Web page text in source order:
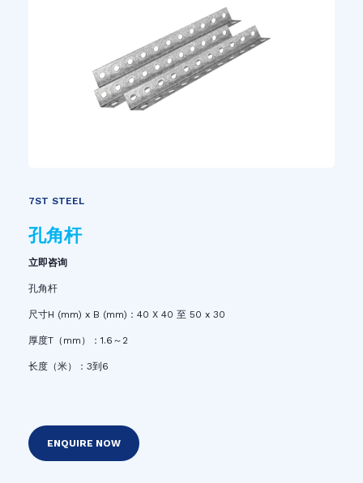
7ST STEEL
孔角杆
立即咨询
孔角杆
尺寸H (mm) x B (mm)：40 X 40 至 50 x 30
厚度T（mm）：1.6～2
长度（米）：3到6
ENQUIRE NOW